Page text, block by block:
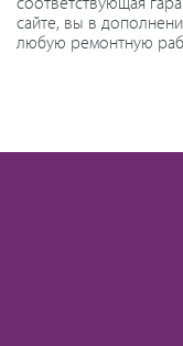
соответствующая
сайте, вы в
любую ремонтную